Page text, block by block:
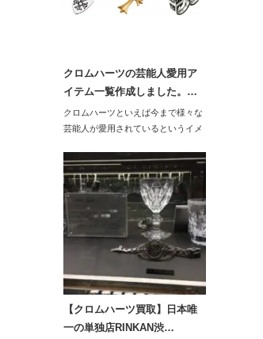
クロムハーツの芸能人愛用ア
イテム一覧作成しました。…
クロムハーツといえば今まで様々な
芸能人が愛用されているというイメ
【クロムハーツ買取】日本唯
一の単独店RINKAN渋…